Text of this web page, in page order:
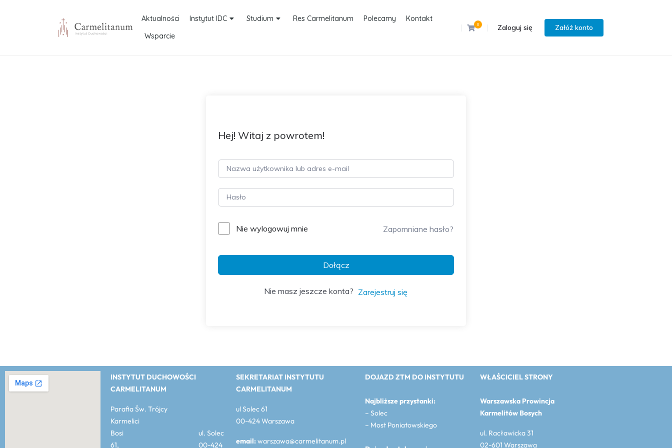
Aktualności Instytut IDC Studium Res Carmelitanum Polecamy
Kontakt
Wsparcie
0 Zaloguj się Załóż konto
Hej! Witaj z powrotem!
Nie wylogowuj mnie Zapomniane hasło?
Dołącz
Nie masz jeszcze konta? Zarejestruj się
INSTYTUT DUCHOWOŚCI
CARMELITANUM
Parafia Św. Trójcy
Karmelici
Bosi ul. Solec
61, 00-424
SEKRETARIAT INSTYTUTU
CARMELITANUM
ul Solec 61
00-424 Warszawa
email:warszawa@carmelitanum.pl
DOJAZD ZTM DO INSTYTUTU
Najbliższe przystanki:
– Solec
– Most Poniatowskiego
WŁAŚCICIEL STRONY
Warszawska Prowincja
Karmelitów Bosych
ul. Racławicka 31
02-601 Warszawa